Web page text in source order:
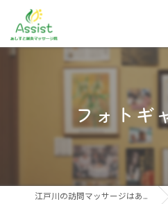
フォトギ
江戸川の訪問マッサージはあしすと訪問リハビリ鍼灸マッサージ院